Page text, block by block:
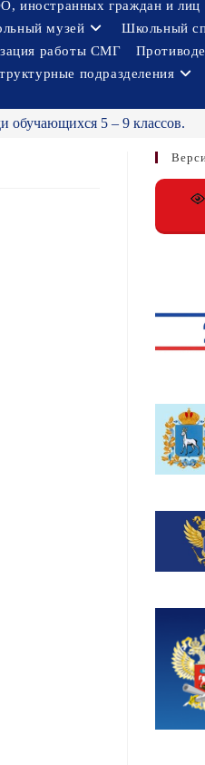
иностранных граждан и лиц
музей
Школьный
работы СМГ
подразделения
обучающихся 5 – 9 классов.